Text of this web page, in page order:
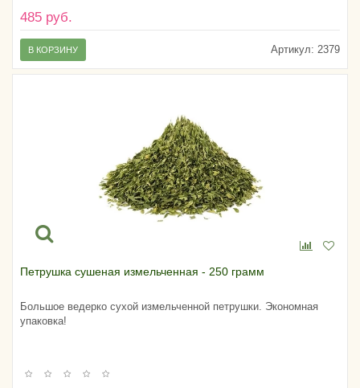
485 руб.
Артикул: 2379
В КОРЗИНУ
Петрушка сушеная измельченная - 250 грамм
Большое ведерко сухой измельченной петрушки. Экономная
упаковка!